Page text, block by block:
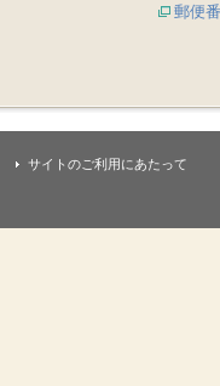
郵便
サイトのご利用にあたって